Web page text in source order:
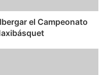
el Campeonato